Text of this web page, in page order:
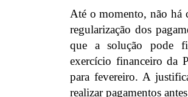
Até o momento, não há
regularização dos
que a solução pode
exercício financeiro da
para fevereiro. A
realizar pagamentos